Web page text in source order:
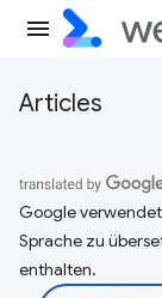
Articles
Google
Sprache zu
enthalten.